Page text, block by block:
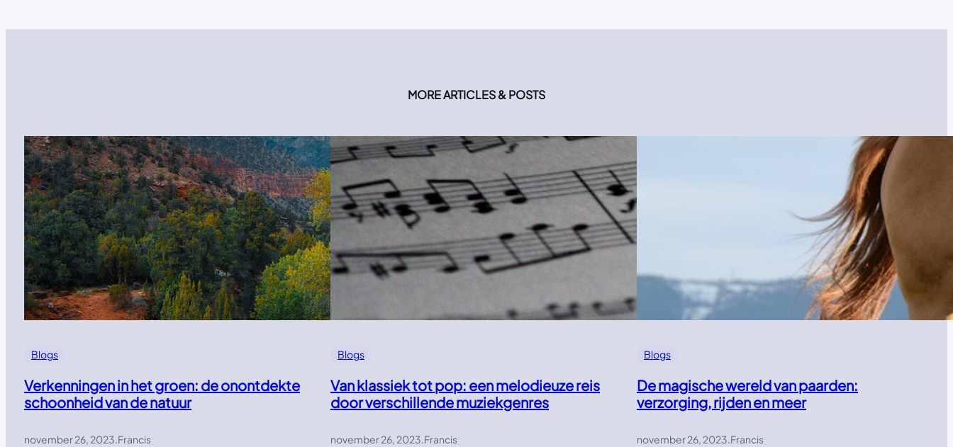
MORE ARTICLES & POSTS
Blogs
Verkenningen in het groen: de onontdekte
schoonheid van de natuur
november 26, 2023.Francis
Blogs
Van klassiek tot pop: een melodieuze reis
door verschillende muziekgenres
november 26, 2023.Francis
Blogs
De magische wereld van paarden:
verzorging, rijden en meer
november 26, 2023.Francis